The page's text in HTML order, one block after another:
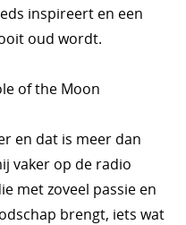
inspireert en een
oud wordt.
of the Moon
en dat is meer dan
vaker op de radio
met zoveel passie en
brengt, iets wat